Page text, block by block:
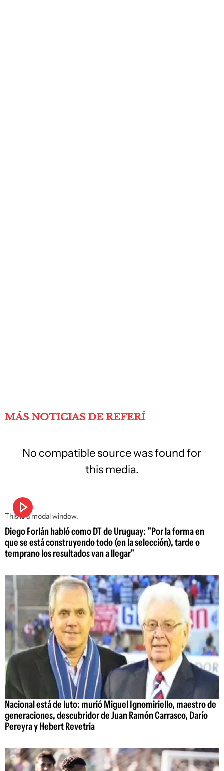
MÁS NOTICIAS DE REFERÍ
This is a modal window.
No compatible source was found for
this media.
Diego Forlán habló como DT de Uruguay: "Por la forma en
que se está construyendo todo (en la selección), tarde o
temprano los resultados van a llegar"
Nacional está de luto: murió Miguel Ignomiriello, maestro de
generaciones, descubridor de Juan Ramón Carrasco, Darío
Pereyra y Hebert Revetria